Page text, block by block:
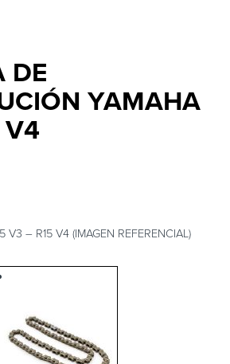
DE
YAMAHA
V4
V3 – R15 V4 (IMAGEN REFERENCIAL)